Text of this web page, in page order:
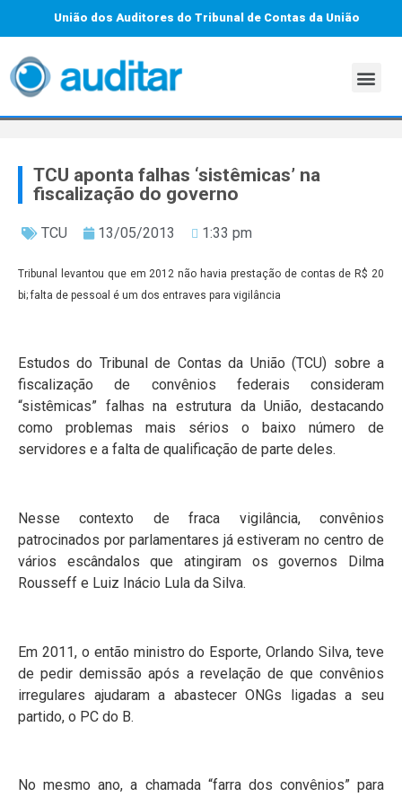
União dos Auditores do Tribunal de Contas da União
TCU aponta falhas ‘sistêmicas’ na
fiscalização do governo
TCU 13/05/2013 1:33 pm
Tribunal levantou que em 2012 não havia prestação de contas de R$ 20
bi; falta de pessoal é um dos entraves para vigilância
Estudos do Tribunal de Contas da União (TCU) sobre a
fiscalização de convênios federais consideram
“sistêmicas” falhas na estrutura da União, destacando
como problemas mais sérios o baixo número de
servidores e a falta de qualificação de parte deles.
Nesse contexto de fraca vigilância, convênios
patrocinados por parlamentares já estiveram no centro de
vários escândalos que atingiram os governos Dilma
Rousseff e Luiz Inácio Lula da Silva.
Em 2011, o então ministro do Esporte, Orlando Silva, teve
de pedir demissão após a revelação de que convênios
irregulares ajudaram a abastecer ONGs ligadas a seu
partido, o PC do B.
No mesmo ano, a chamada “farra dos convênios” para